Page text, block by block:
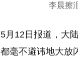
李晨擦
月12日报道，大
毫不避讳地大